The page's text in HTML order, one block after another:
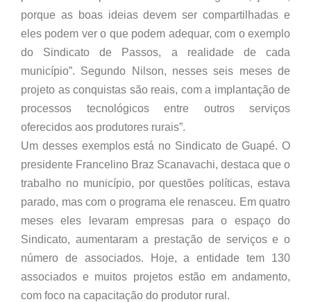
porque as boas ideias devem ser compartilhadas e
eles podem ver o que podem adequar, com o exemplo
do Sindicato de Passos, a realidade de cada
município”. Segundo Nilson, nesses seis meses de
projeto as conquistas são reais, com a implantação de
processos tecnológicos entre outros serviços
oferecidos aos produtores rurais”.
Um desses exemplos está no Sindicato de Guapé. O
presidente Francelino Braz Scanavachi, destaca que o
trabalho no município, por questões políticas, estava
parado, mas com o programa ele renasceu. Em quatro
meses eles levaram empresas para o espaço do
Sindicato, aumentaram a prestação de serviços e o
número de associados. Hoje, a entidade tem 130
associados e muitos projetos estão em andamento,
com foco na capacitação do produtor rural.